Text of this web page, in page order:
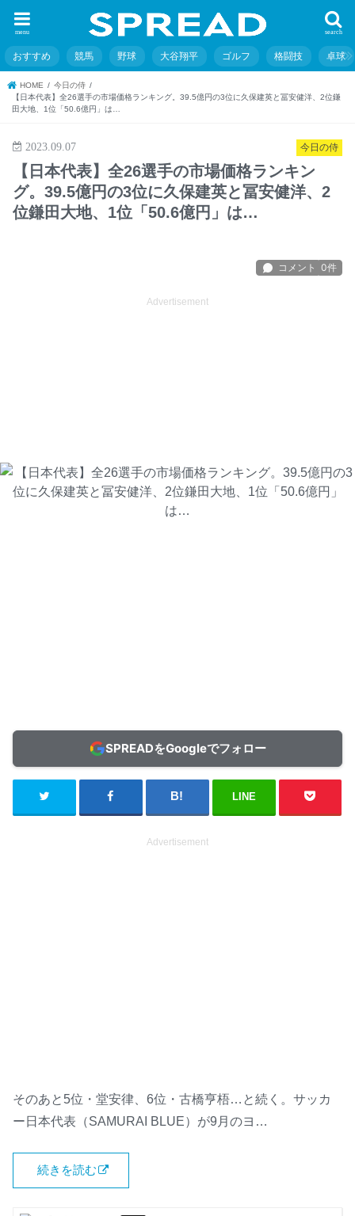
search
menu
おすすめ 競馬 野球 大谷翔平 ゴルフ 格闘技 卓球
HOME
今日の侍
【日本代表】全26選手の市場価格ランキング。39.5億円の3位に久保建英と冨安健洋、2位鎌
田大地、1位「50.6億円」は…
今日の侍
2023.09.07
【日本代表】全26選手の市場価格ランキン
グ。39.5億円の3位に久保建英と冨安健洋、2
位鎌田大地、1位「50.6億円」は…
Advertisement
SPREADをGoogleでフォロー
LINE
Advertisement
そのあと5位・堂安律、6位・古橋亨梧…と続く。サッカ
ー日本代表（SAMURAI BLUE）が9月のヨ…
続きを読む